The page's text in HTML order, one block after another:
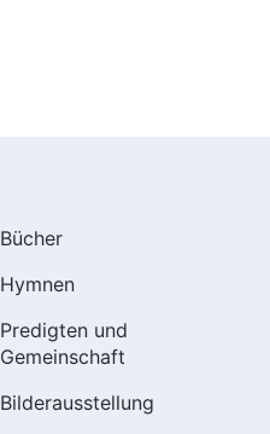
Bücher
Hymnen
Predigten und
Gemeinschaft
Bilderausstellung